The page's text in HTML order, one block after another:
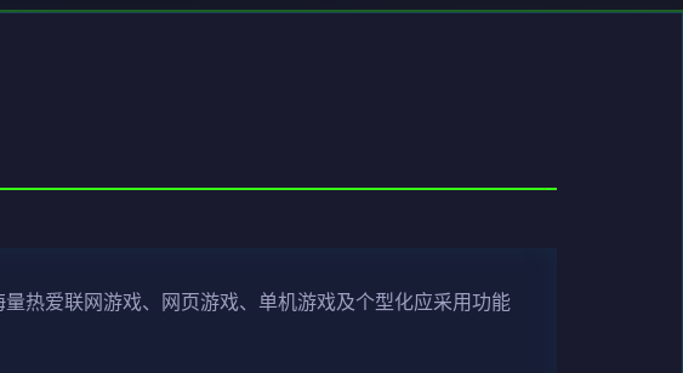
热爱联网游戏、网页游戏、单机游戏及个型化应采用功能